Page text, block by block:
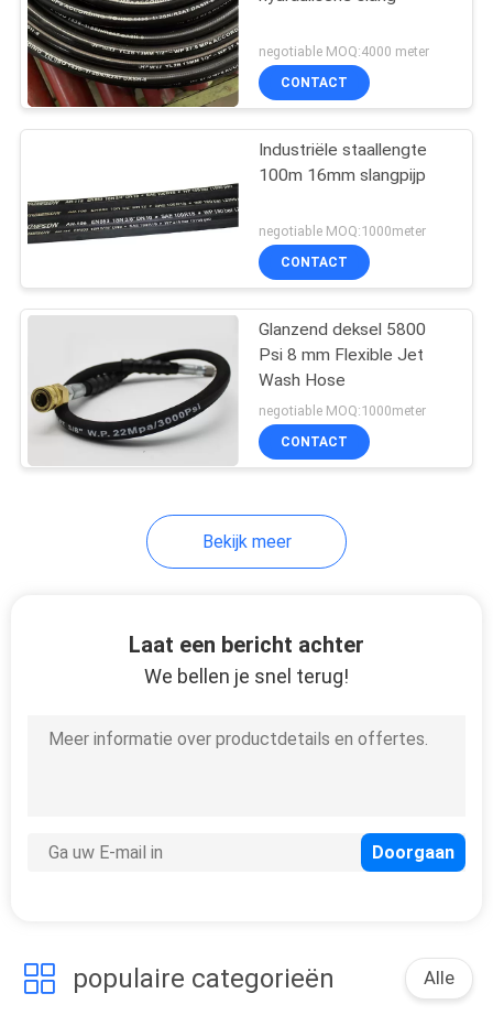
POLICY
negotiable MOQ:4000 meter
CONTACT
Industriële staallengte
100m 16mm slangpijp
negotiable MOQ:1000meter
CONTACT
Glanzend deksel 5800
Psi 8 mm Flexible Jet
Wash Hose
negotiable MOQ:1000meter
CONTACT
Bekijk meer
Laat een bericht achter
We bellen je snel terug!
populaire categorieën Alle